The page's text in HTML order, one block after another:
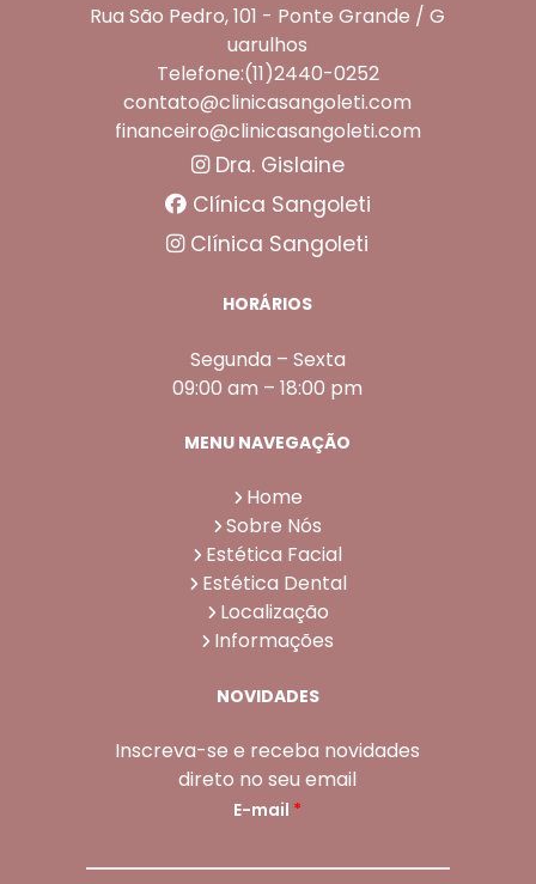
Rua São Pedro, 101 - Ponte Grande / G
uarulhos
Telefone:(11)2440-0252
contato@clinicasangoleti.com
financeiro@clinicasangoleti.com
Dra. Gislaine
Clínica Sangoleti
Clínica Sangoleti
HORÁRIOS
Segunda – Sexta
09:00 am – 18:00 pm
MENU NAVEGAÇÃO
Home
Sobre Nós
Estética Facial
Estética Dental
Localização
Informações
NOVIDADES
Inscreva-se e receba novidades
direto no seu email
E-mail *